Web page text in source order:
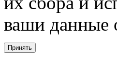
ваши данные
Принять